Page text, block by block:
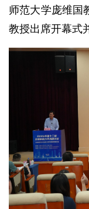
师范大学庞维国
教授出席开幕式